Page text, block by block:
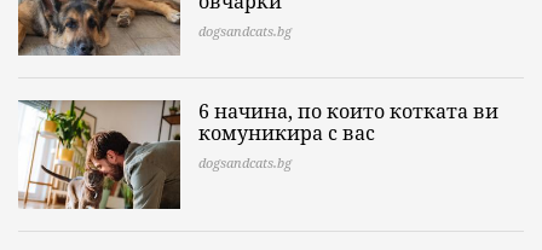
dogsandcats.bg
6 начина, по които котката ви
комуникира с вас
dogsandcats.bg